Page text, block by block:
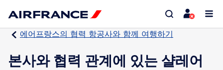
에어프랑스의 협력 항공사와 함께 여행하기
본사와 협력 관계에 있는 샬레어